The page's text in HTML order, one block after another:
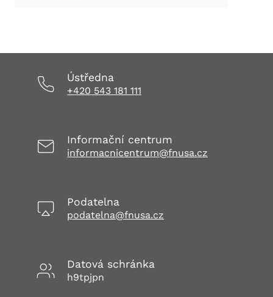
Ústředna
+420 543 181 111
Informační centrum
informacnicentrum@fnusa.cz
Podatelna
podatelna@fnusa.cz
Datová schránka
h9tpjpn